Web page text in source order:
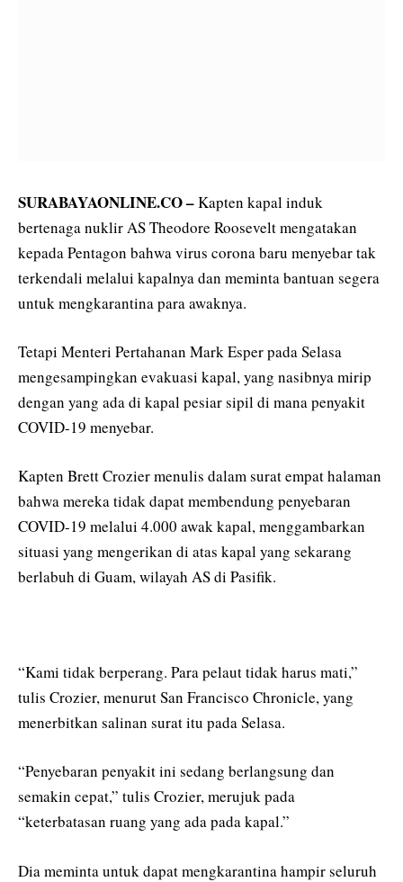
SURABAYAONLINE.CO –Kapten kapal induk
bertenaga nuklir AS Theodore Roosevelt mengatakan
kepada Pentagon bahwa virus corona baru menyebar tak
terkendali melalui kapalnya dan meminta bantuan segera
untuk mengkarantina para awaknya.
Tetapi Menteri Pertahanan Mark Esper pada Selasa
mengesampingkan evakuasi kapal, yang nasibnya mirip
dengan yang ada di kapal pesiar sipil di mana penyakit
COVID-19 menyebar.
Kapten Brett Crozier menulis dalam surat empat halaman
bahwa mereka tidak dapat membendung penyebaran
COVID-19 melalui 4.000 awak kapal, menggambarkan
situasi yang mengerikan di atas kapal yang sekarang
berlabuh di Guam, wilayah AS di Pasifik.
“Kami tidak berperang. Para pelaut tidak harus mati,”
tulis Crozier, menurut San Francisco Chronicle, yang
menerbitkan salinan surat itu pada Selasa.
“Penyebaran penyakit ini sedang berlangsung dan
semakin cepat,” tulis Crozier, merujuk pada
“keterbatasan ruang yang ada pada kapal.”
Dia meminta untuk dapat mengkarantina hampir seluruh